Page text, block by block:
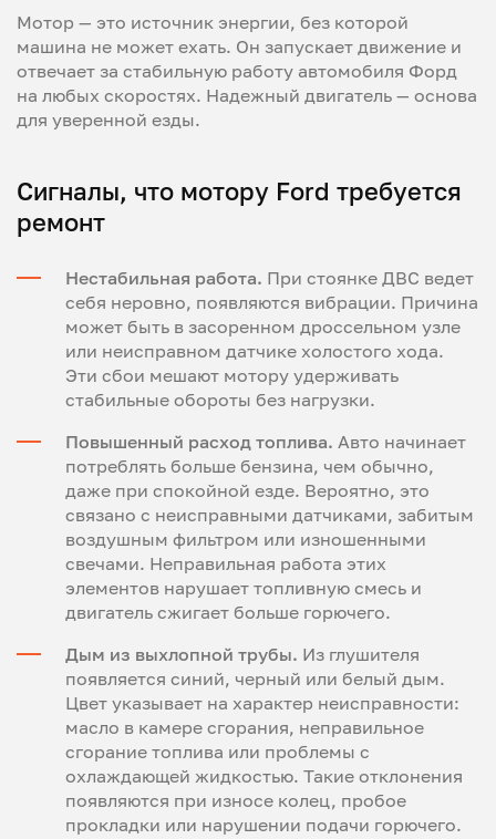
Мотор — это источник энергии, без которой
машина не может ехать. Он запускает движение и
отвечает за стабильную работу автомобиля Форд
на любых скоростях. Надежный двигатель — основа
для уверенной езды.
Сигналы, что мотору Ford требуется
ремонт
Нестабильная работа. При стоянке ДВС ведет
себя неровно, появляются вибрации. Причина
может быть в засоренном дроссельном узле
или неисправном датчике холостого хода.
Эти сбои мешают мотору удерживать
стабильные обороты без нагрузки.
Повышенный расход топлива. Авто начинает
потреблять больше бензина, чем обычно,
даже при спокойной езде. Вероятно, это
связано с неисправными датчиками, забитым
воздушным фильтром или изношенными
свечами. Неправильная работа этих
элементов нарушает топливную смесь и
двигатель сжигает больше горючего.
Дым из выхлопной трубы. Из глушителя
появляется синий, черный или белый дым.
Цвет указывает на характер неисправности:
масло в камере сгорания, неправильное
сгорание топлива или проблемы с
охлаждающей жидкостью. Такие отклонения
появляются при износе колец, пробое
прокладки или нарушении подачи горючего.